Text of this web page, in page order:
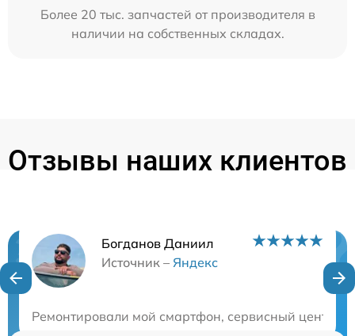
Более 20 тыс. запчастей от производителя в
наличии на собственных складах.
Отзывы наших клиентов
Богданов Даниил
Источник – Яндекс
Ремонтировали мой смартфон, сервисный центр
Нужна консультация?